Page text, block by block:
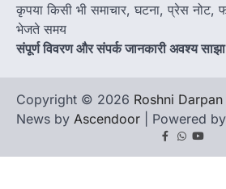
कृपया किसी भी समाचार, घटना, प्रेस नोट,
भेजते समय
संपूर्ण विवरण और संपर्क जानकारी अवश्य
Copyright © 2026 Roshni Darpan
News by Ascendoor | Powered by
Facebook
Whatsapp